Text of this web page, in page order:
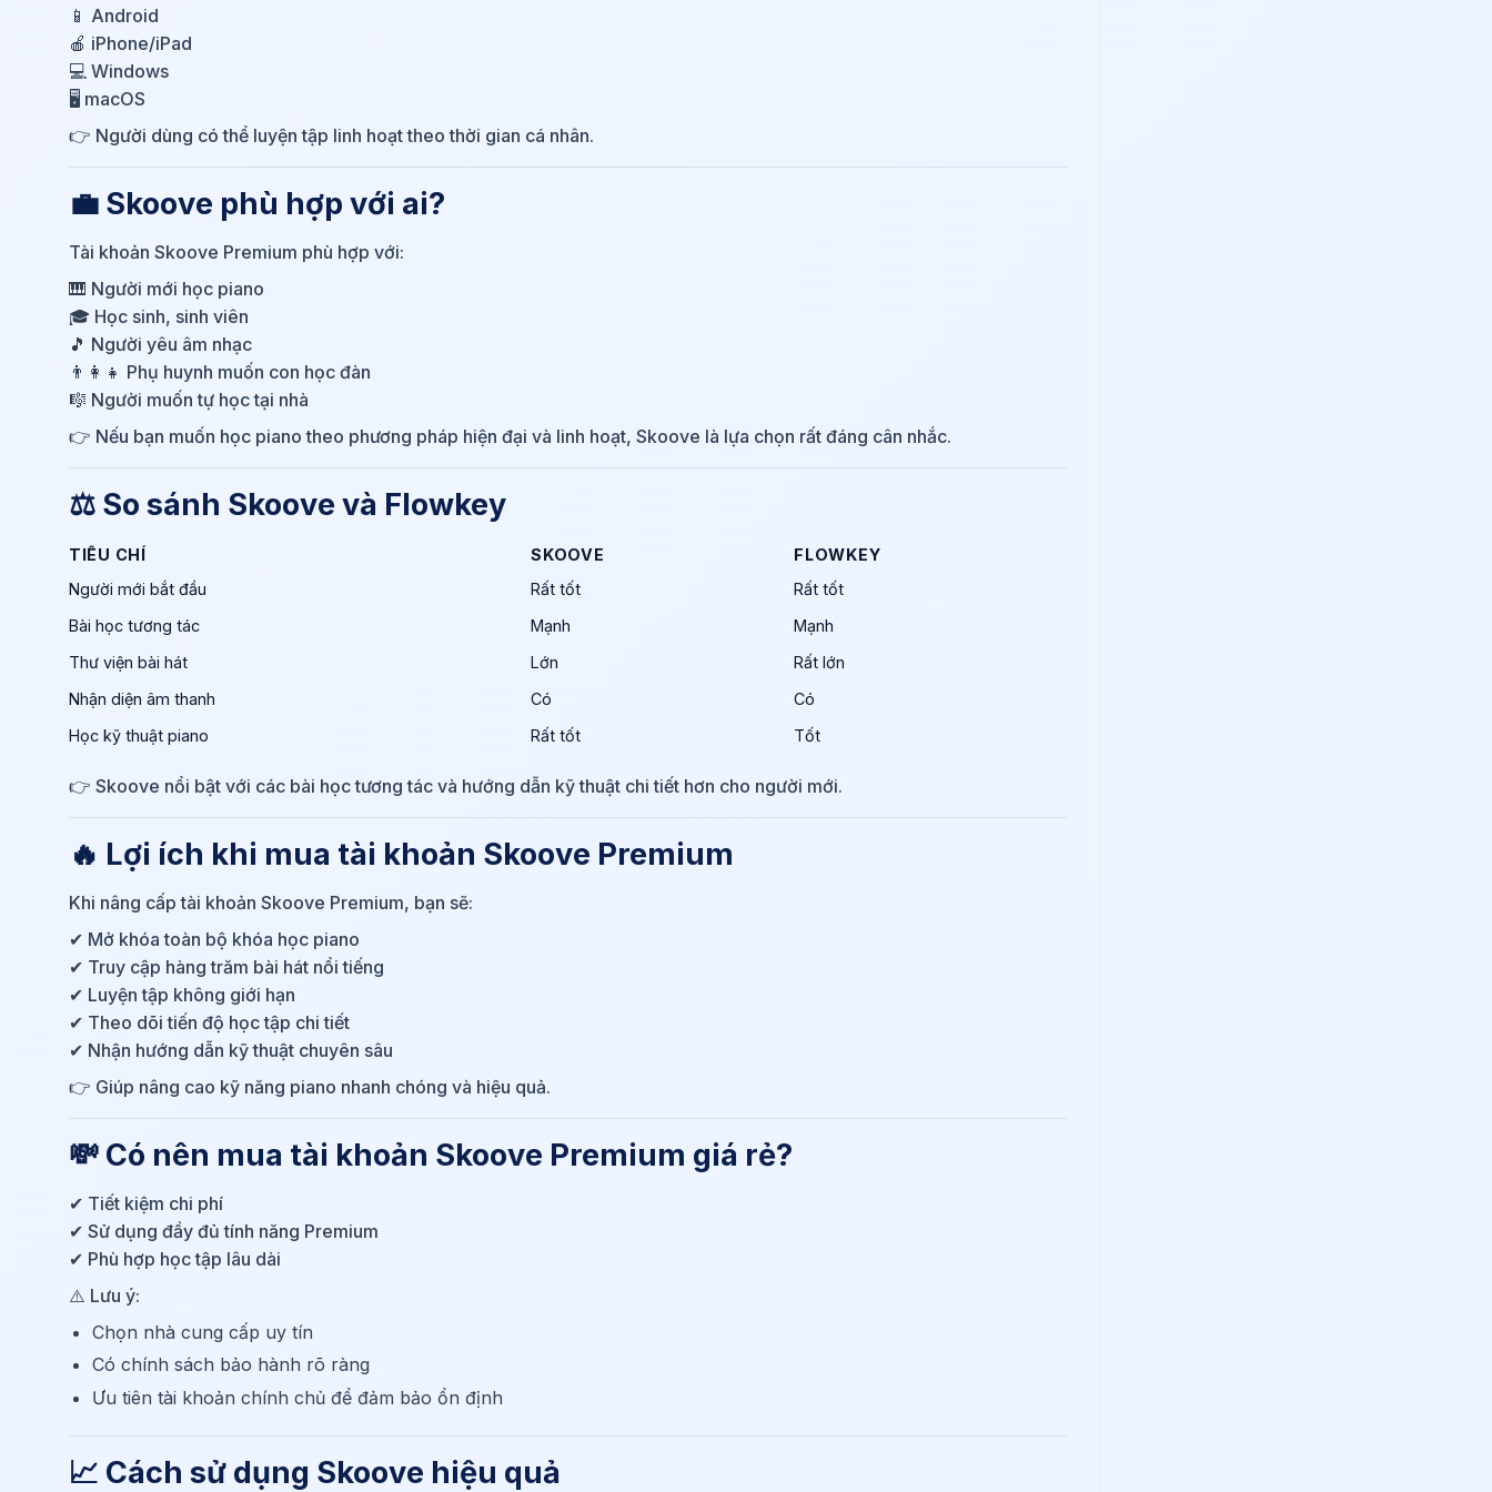
📱 Android
🍎 iPhone/iPad
💻 Windows
🖥 macOS
👉 Người dùng có thể luyện tập linh hoạt theo thời gian cá nhân.
💼 Skoove phù hợp với ai?
Tài khoản Skoove Premium phù hợp với:
🎹 Người mới học piano
🎓 Học sinh, sinh viên
🎵 Người yêu âm nhạc
👨‍👩‍👧 Phụ huynh muốn con học đàn
🎼 Người muốn tự học tại nhà
👉 Nếu bạn muốn học piano theo phương pháp hiện đại và linh hoạt, Skoove là lựa chọn rất đáng cân nhắc.
⚖️ So sánh Skoove và Flowkey
TIÊU CHÍ SKOOVE
FLOWKEY
Người mới bắt đầu
Rất tốt
Rất tốt
Bài học tương tác
Mạnh
Mạnh
Thư viện bài hát
Lớn
Rất lớn
Nhận diện âm thanh
Có
Có
Học kỹ thuật piano
Rất tốt Tốt
👉 Skoove nổi bật với các bài học tương tác và hướng dẫn kỹ thuật chi tiết hơn cho người mới.
🔥 Lợi ích khi mua tài khoản Skoove Premium
Khi nâng cấp tài khoản Skoove Premium, bạn sẽ:
✔ Mở khóa toàn bộ khóa học piano
✔ Truy cập hàng trăm bài hát nổi tiếng
✔ Luyện tập không giới hạn
✔ Theo dõi tiến độ học tập chi tiết
✔ Nhận hướng dẫn kỹ thuật chuyên sâu
👉 Giúp nâng cao kỹ năng piano nhanh chóng và hiệu quả.
💸 Có nên mua tài khoản Skoove Premium giá rẻ?
✔ Tiết kiệm chi phí
✔ Sử dụng đầy đủ tính năng Premium
✔ Phù hợp học tập lâu dài
⚠️ Lưu ý:
Chọn nhà cung cấp uy tín
Có chính sách bảo hành rõ ràng
Ưu tiên tài khoản chính chủ để đảm bảo ổn định
📈 Cách sử dụng Skoove hiệu quả